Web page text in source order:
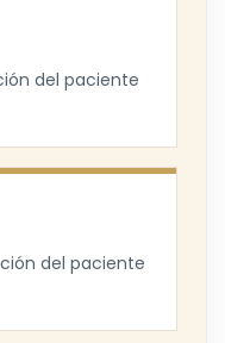
del paciente
del paciente